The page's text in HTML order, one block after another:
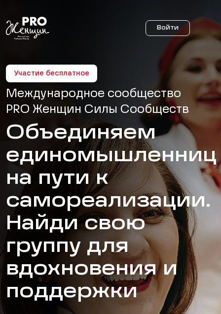
Войти
Участие бесплатное
Международное сообщество
PRO Женщин Силы Сообществ
Объединяем
единомышленниц
на пути к
самореализации.
Найди свою
группу для
вдохновения и
поддержки